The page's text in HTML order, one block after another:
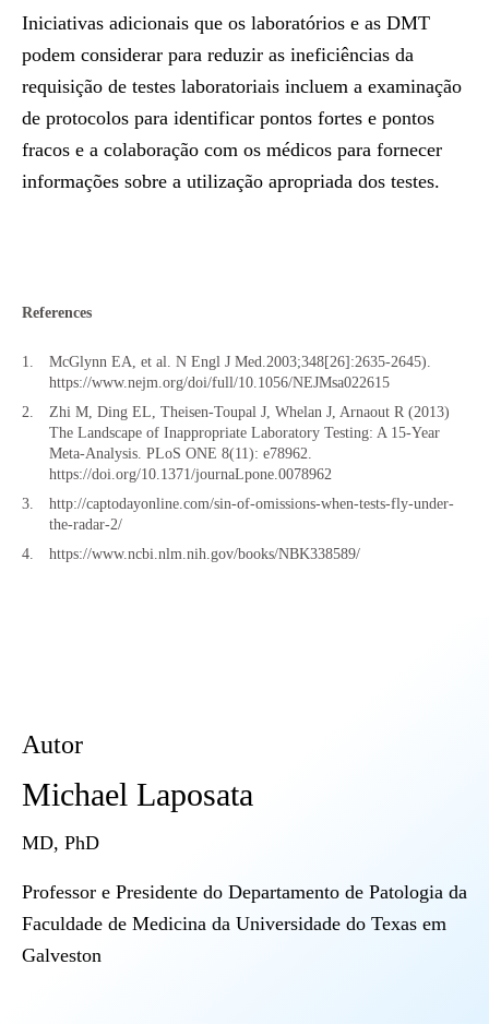
Iniciativas adicionais que os laboratórios e as DMT
podem considerar para reduzir as ineficiências da
requisição de testes laboratoriais incluem a examinação
de protocolos para identificar pontos fortes e pontos
fracos e a colaboração com os médicos para fornecer
informações sobre a utilização apropriada dos testes.
References
McGlynn EA, et al. N Engl J Med.2003;348[26]:2635-2645).
https://www.nejm.org/doi/full/10.1056/NEJMsa022615
Zhi M, Ding EL, Theisen-Toupal J, Whelan J, Arnaout R (2013)
The Landscape of Inappropriate Laboratory Testing: A 15-Year
Meta-Analysis. PLoS ONE 8(11): e78962.
https://doi.org/10.1371/journaLpone.0078962
http://captodayonline.com/sin-of-omissions-when-tests-fly-under-
the-radar-2/
https://www.ncbi.nlm.nih.gov/books/NBK338589/
Autor
Michael Laposata
MD, PhD
Professor e Presidente do Departamento de Patologia da
Faculdade de Medicina da Universidade do Texas em
Galveston